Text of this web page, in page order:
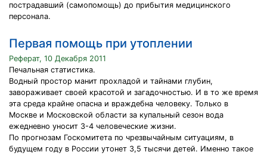
пострадавший (самопомощь) до прибытия медицинского
персонала.
Первая помощь при утоплении
Реферат, 10 Декабря 2011
Печальная статистика.
Водный простор манит прохладой и тайнами глубин,
завораживает своей красотой и загадочностью. И в то же время
эта среда крайне опасна и враждебна человеку. Только в
Москве и Московской области за купальный сезон вода
ежедневно уносит 3-4 человеческие жизни.
По прогнозам Госкомитета по чрезвычайным ситуациям, в
будущем году в России утонет 3,5 тысячи детей. Именно такое